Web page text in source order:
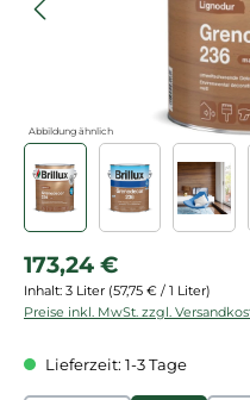
Abbildung ähnlich
Regulärer Preis:
173,24 €
Inhalt: 3 Liter (57,75 € / 1 Liter)
Preise inkl. MwSt. zzgl.
Lieferzeit: 1-3 Tage